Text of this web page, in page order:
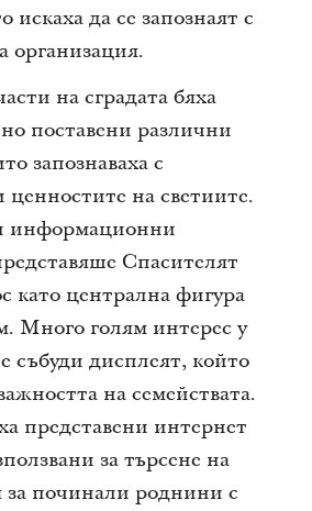
искаха да се запознаят с
организация.
на сградата бяха
поставени различни
запознаваха с
ценностите на светиите.
информационни
Спасителят
като централна фигура
Много голям интерес у
събуди дисплеят, който
на семействата.
представени интернет
за търсене на
починали роднини с